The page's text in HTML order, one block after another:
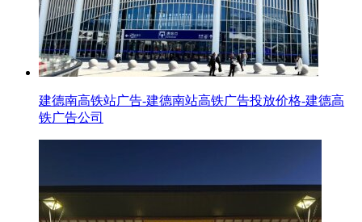
建德南高铁站广告-建德南站高铁广告投放价格-建德高
铁广告公司